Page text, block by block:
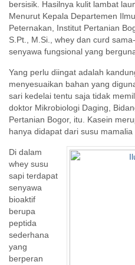
bersisik. Hasilnya kulit lambat
Menurut Kepala Departemen
Peternakan, Institut Pertanian
S.Pt., M.Si., whey dan curd
senyawa fungsional yang
Yang perlu diingat adalah
menyesuaikan bahan yang
sari kedelai tentu saja tidak
doktor Mikrobiologi Daging,
Pertanian Bogor, itu. Kasein
hanya didapat dari susu mamalia
Di dalam
whey susu
sapi terdapat
senyawa
bioaktif
berupa
peptida
sederhana
yang
berperan